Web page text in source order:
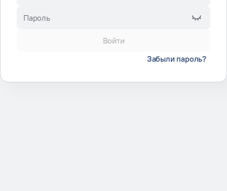
Пароль
Войти
Забыли пароль?